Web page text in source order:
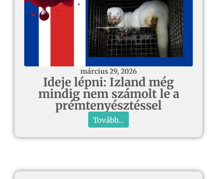
március 29, 2026
Ideje lépni: Izland még
mindig nem számolt le a
prémtenyésztéssel
Tovább...